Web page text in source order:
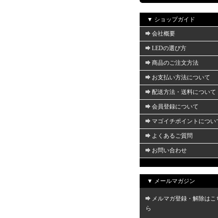
▼ ショップガイド
会社概要
LEDの選び方
商品のご注文方法
お支払い方法について
配送方法・送料について
会員登録について
マゴイチポイントについ
よくあるご質問
お問い合わせ
▼ メールマガジン
メルマガ登録・解除はこ
ら